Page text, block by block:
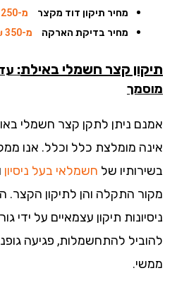
מחיר תיקון דוד מקצר
מ-250 ₪
מחיר בדיקת הארקה
מ-350 ₪
קצר חשמלי באילת: עדיף
ניתן לתקן קצר חשמלי באופן
מומלצת כלל וכלל. אנו
שלחשמלאי בעל ניסיון וידע
התקלה והן לתיקון הקצר.
תיקון עצמאיים על ידי גורם
להתחשמלות, פגיעה גופנית